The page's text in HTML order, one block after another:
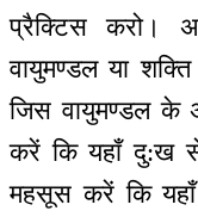
प्रैक्टिस करो।
वायुमण्डल या
जिस वायुमण्डल के
करें कि यहाँ दु:ख
महसूस करें कि